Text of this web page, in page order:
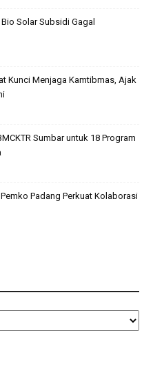
Solar Subsidi Gagal
Kunci Menjaga Kamtibmas, Ajak
Sumbar untuk 18 Program
Padang Perkuat Kolaborasi